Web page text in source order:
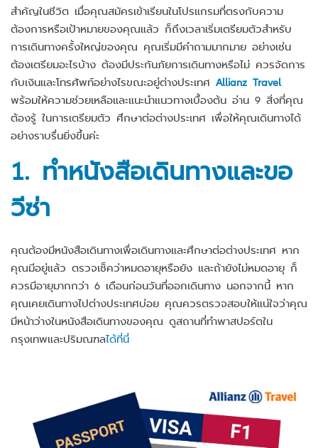
สำคัญในชีวิต เมื่อคุณสมัครเข้าเรียนในโปรแกรมที่ตรงกับความ
ต้องการหรือเป้าหมายของคุณแล้ว ก็ถึงเวลาเริ่มเตรียมตัวสำหรับ
การเดินทางครั้งใหญ่ของคุณ คุณเริ่มมีคำถามมากมาย อย่างเช่น
ต้องเตรียมอะไรบ้าง ต้องมีประกันภัยการเดินทางหรือไม่ ควรจัดการ
กับเงินและโทรศัพท์อย่างไรขณะอยู่ต่างประเทศ Allianz Travel
พร้อมให้ความช่วยเหลือและแนะนำแนวทางเบื้องต้น อ่าน 9 สิ่งที่คุณ
ต้องรู้ ในการเตรียมตัว ศึกษาต่อต่างประเทศ เพื่อให้คุณเดินทางได้
อย่างราบรื่นยิ่งขึ้นค่ะ
1. ทำหนังสือเดินทางและขอ
วีซ่า
คุณต้องมีหนังสือเดินทางเพื่อเดินทางและศึกษาต่อต่างประเทศ หาก
คุณมีอยู่แล้ว ตรวจเช็คว่าหมดอายุหรือยัง และถ้ายังไม่หมดอายุ ก็
ควรมีอายุมากกว่า 6 เดือนก่อนวันที่ออกเดินทาง นอกจากนี้ หาก
คุณเคยเดินทางไปต่างประเทศบ่อย คุณควรตรวจสอบให้แน่ใจว่าคุณ
มีหน้าว่างในหนังสือเดินทางของคุณ ดูสถานที่ทำพาสปอร์ตใน
กรุงเทพและปริมณฑลได้ที่นี่